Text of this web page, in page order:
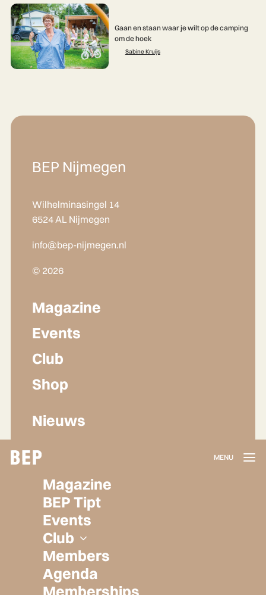
Magazine
BEP Tipt
Events
Club
Members
Agenda
Memberships
Gaan en staan waar je wilt op de camping
om de hoek
Sabine Kruijs
BEP Nijmegen
Wilhelminasingel 14
6524 AL Nijmegen
info@bep-nijmegen.nl
© 2026
Magazine
Events
Club
Shop
Nieuws
Lidmaatschap
Herroepen
Privacy policy
Algemene voorwaarden